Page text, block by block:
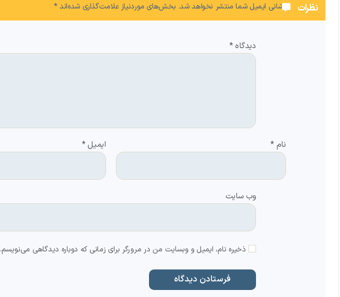
نظرات نشانی ایمیل شما منتشر نخواهد شد. بخش‌های موردنیاز علامت‌گذاری شده‌اند*
دیدگاه*
نام* ایمیل*
وب‌ سایت
ذخیره نام، ایمیل و وبسایت من در مرورگر برای زمانی که دوباره دیدگاهی می‌نویسم.